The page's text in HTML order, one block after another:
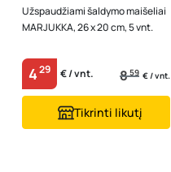
Užspaudžiami šaldymo maišeliai
MARJUKKA, 26 x 20 cm, 5 vnt.
429 € / vnt. 859 € / vnt.
Tikrinti likutį